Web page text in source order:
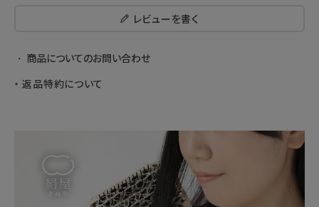
レビューを書く
商品についてのお問い合わせ
返品特約について